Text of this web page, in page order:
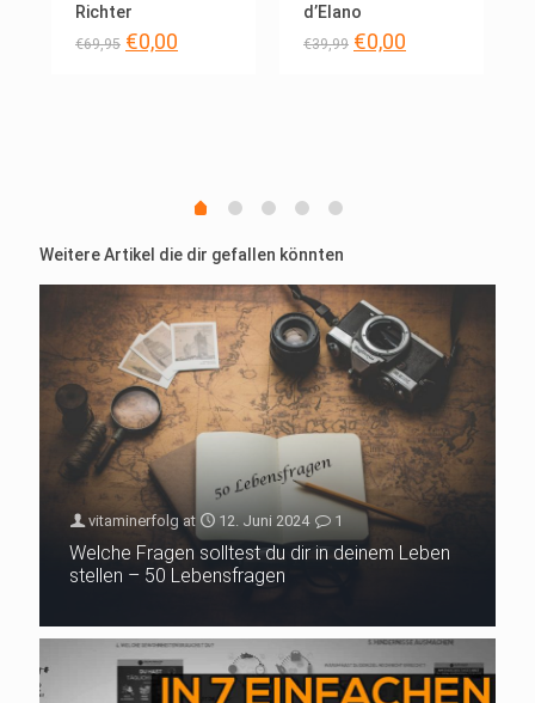
Richter
€69,95 Ursprünglicher
€0,00
d’Elano
€39,99 Ursprünglicher
€0,00
Weitere Artikel die dir gefallen könnten
vitaminerfolg at 12. Juni 2024 1
Welche Fragen solltest du dir in deinem Leben
stellen – 50 Lebensfragen